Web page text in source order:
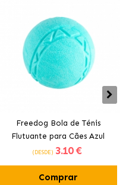
Freedog Bola de Ténis
Flutuante para Cães Azul
(DESDE) 3.10 €
Comprar